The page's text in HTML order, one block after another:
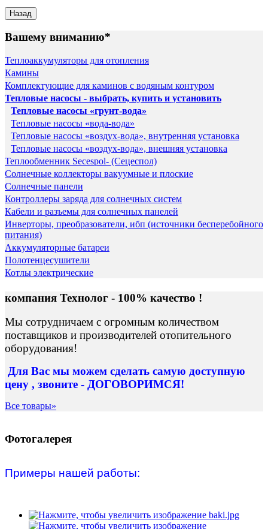
Вашему вниманию*
Теплоаккумуляторы для отопления
Камины
Комплектующие для каминов с водяным контуром
Тепловые насосы - выбрать, купить и установить
Тепловые насосы «грунт-вода»
Тепловые насосы «вода-вода»
Тепловые насосы «воздух-вода», внутренняя установка
Тепловые насосы «воздух-вода», внешняя установка
Теплообменник Secespol- (Сецеспол)
Солнечные коллекторы вакуумные и плоские
Солнечные панели
Контроллеры заряда для солнечных систем
Кабели и разъемы для солнечных панелей
Инверторы, преобразователи, ибп (источники бесперебойного
питания)
Аккумуляторные батареи
Полотенцесушители
Котлы электрические
компания Технолог - 100% качество !
Мы сотрудничаем с огромным количеством
поставщиков и производителей отопительного
оборудования!
Для Вас мы можем сделать самую доступную
цену , звоните - ДОГОВОРИМСЯ!
Все товары»
Фотогалерея
Примеры нашей работы: